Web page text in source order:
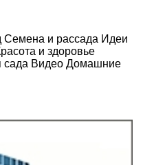
Семена и рассада Идеи
и здоровье
сада Видео Домашние